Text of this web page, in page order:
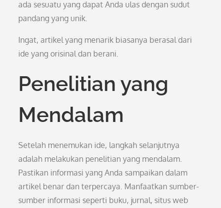
ada sesuatu yang dapat Anda ulas dengan sudut
pandang yang unik.
Ingat, artikel yang menarik biasanya berasal dari
ide yang orisinal dan berani.
Penelitian yang
Mendalam
Setelah menemukan ide, langkah selanjutnya
adalah melakukan penelitian yang mendalam.
Pastikan informasi yang Anda sampaikan dalam
artikel benar dan terpercaya. Manfaatkan sumber-
sumber informasi seperti buku, jurnal, situs web